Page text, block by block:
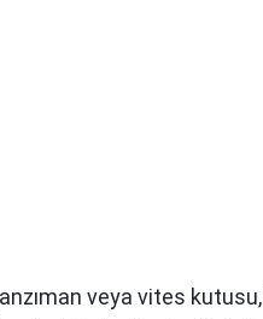
veya vites kutusu,